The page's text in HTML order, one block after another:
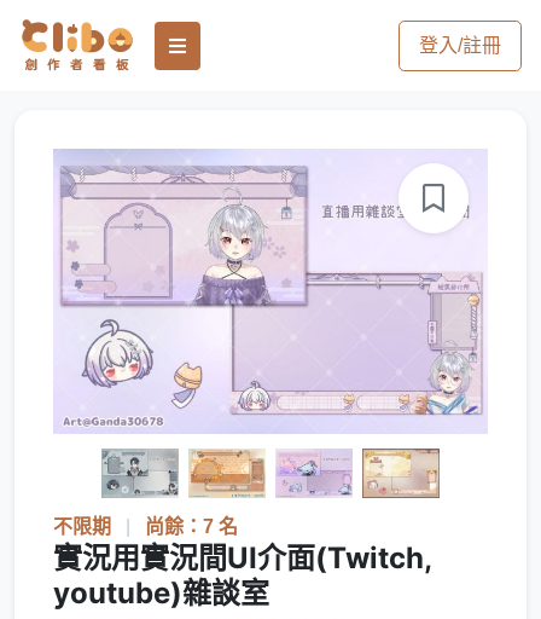
登入/註冊
不限期 尚餘：7 名
實況用實況間UI介面(Twitch,
youtube)雜談室